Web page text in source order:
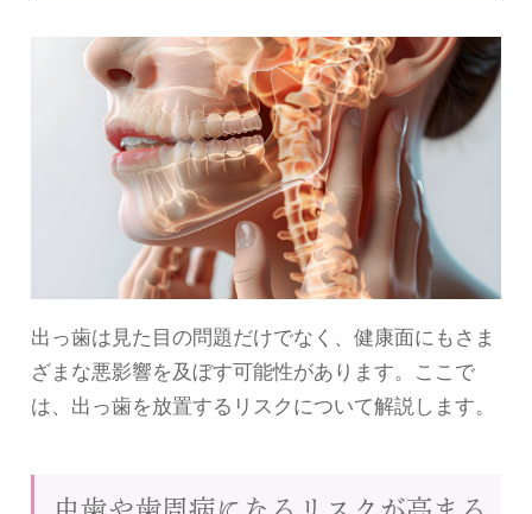
出っ歯は見た目の問題だけでなく、健康面にもさま
ざまな悪影響を及ぼす可能性があります。ここで
は、出っ歯を放置するリスクについて解説します。